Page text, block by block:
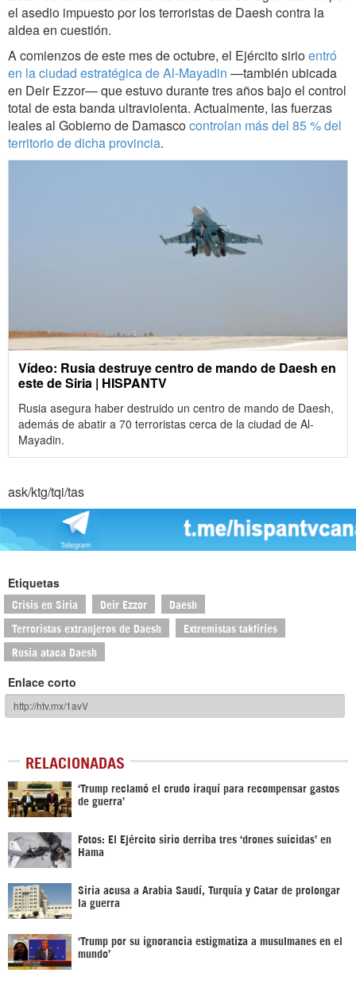
el asedio impuesto por los terroristas de Daesh contra la
aldea en cuestión.
A comienzos de este mes de octubre, el Ejército sirioentró
en la ciudad estratégica de Al-Mayadin —también ubicada
en Deir Ezzor— que estuvo durante tres años bajo el control
total de esta banda ultraviolenta. Actualmente, las fuerzas
leales al Gobierno de Damascocontrolan más del 85 % del
territorio de dicha provincia.
Vídeo: Rusia destruye centro de mando de Daesh en
este de Siria | HISPANTV
Rusia asegura haber destruido un centro de mando de Daesh,
además de abatir a 70 terroristas cerca de la ciudad de Al-
Mayadin.
ask/ktg/tqi/tas
Etiquetas
Crisis en Siria Deir Ezzor Daesh
Terroristas extranjeros de Daesh Extremistas takfiríes
Rusia ataca Daesh
Enlace corto
RELACIONADAS
‘Trump reclamó el crudo iraquí para recompensar gastos
de guerra’
Fotos: El Ejército sirio derriba tres ‘drones suicidas’ en
Hama
Siria acusa a Arabia Saudí, Turquía y Catar de prolongar
la guerra
‘Trump por su ignorancia estigmatiza a musulmanes en el
mundo’